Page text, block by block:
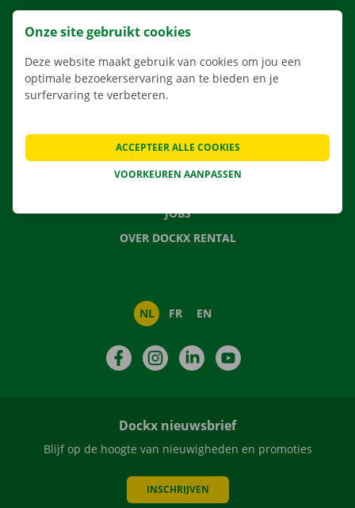
APP
VERHUISOPLOSSINGEN
VEELGESTELDE VRAGEN
NIEUWS
JOBS
OVER DOCKX RENTAL
NL FR EN
FacebookInstagramLinkedIn
Dockx nieuwsbrief
Blijf op de hoogte van nieuwigheden en promoties
INSCHRIJVEN
Onze site gebruikt cookies
Deze website maakt gebruik van cookies om jou een
optimale bezoekerservaring aan te bieden en je
surfervaring te verbeteren.
VOORKEUREN AANPASSEN
ACCEPTEER ALLE COOKIES